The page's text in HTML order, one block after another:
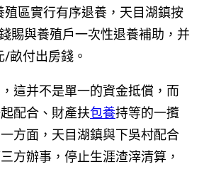
區實行有序退養，天目湖鎮按
賜與養殖戶一次性退養補助，并
畝付出房錢。
這并不是單一的資金抵償，而
配合、財產扶包養持等的一攬
方面，天目湖鎮與下吳村配合
方辦事，停止生涯渣滓清算，